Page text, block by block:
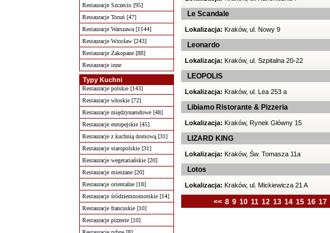
Restauracje Szczecin [95]
Restauracje Toruń [47]
Restauracje Warszawa [1144]
Restauracje Wrocław [243]
Restauracje Zakopane [88]
Restauracje inne
Typy Kuchni
Restauracje polskie [143]
Restauracje włoskie [72]
Restauracje międzynarodowe [48]
Restauracje europejskie [45]
Restauracje z kuchnią domową [31]
Restauracje staropolskie [31]
Restauracje wegetariańskie [20]
Restauracje mieszane [20]
Restauracje orientalne [18]
Restauracje śródziemnomorskie [14]
Restauracje francuskie [10]
Restauracje pizzerie [10]
Le Scandale
Lokalizacja: Kraków, ul. Nowy 9
Leonardo
Lokalizacja: Kraków, ul. Szpitalna 20-22
LEOPOLIS
Lokalizacja: Kraków, ul. Lea 253 a
Libiamo Ristorante & Pizzeria
Lokalizacja: Kraków, Rynek Główny 15
LIZARD KING
Lokalizacja: Kraków, Św. Tomasza 11a
Lotos
Lokalizacja: Kraków, ul. Mickiewicza 21 A
<< 8 9 10 11 12 13 14 15 16 17